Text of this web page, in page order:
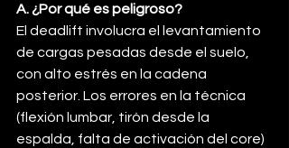
A. ¿Por qué es peligroso?
El deadlift involucra el levantamiento
de cargas pesadas desde el suelo,
con alto estrés en la cadena
posterior. Los errores en la técnica
(flexión lumbar, tirón desde la
espalda, falta de activación del core)